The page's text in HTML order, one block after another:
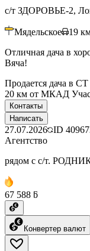
с/т ЗДОРОВЬЕ-2,
Мядельское 19
Отличная дача в
Вяча!
Продается дача в
20 км от МКАД
Контакты
Написать
27.07.2026 ID
Агентство
рядом с с/т.
67 588 ƃ
Конвертер валют